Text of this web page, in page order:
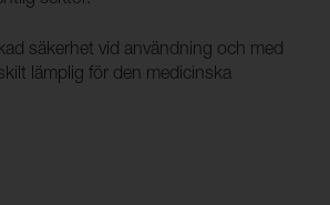
säkerhet vid användning och med
lämplig för den medicinska